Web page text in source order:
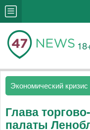
Экономический кризис
Глава
палаты